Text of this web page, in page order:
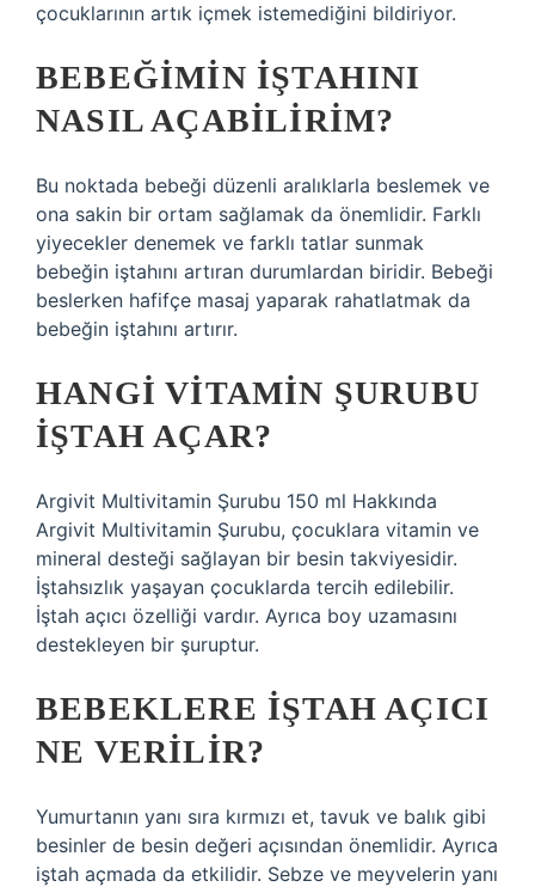
çocuklarının artık içmek istemediğini bildiriyor.
BEBEĞIMIN IŞTAHINI
NASIL AÇABILIRIM?
Bu noktada bebeği düzenli aralıklarla beslemek ve
ona sakin bir ortam sağlamak da önemlidir. Farklı
yiyecekler denemek ve farklı tatlar sunmak
bebeğin iştahını artıran durumlardan biridir. Bebeği
beslerken hafifçe masaj yaparak rahatlatmak da
bebeğin iştahını artırır.
HANGI VITAMIN ŞURUBU
IŞTAH AÇAR?
Argivit Multivitamin Şurubu 150 ml Hakkında
Argivit Multivitamin Şurubu, çocuklara vitamin ve
mineral desteği sağlayan bir besin takviyesidir.
İştahsızlık yaşayan çocuklarda tercih edilebilir.
İştah açıcı özelliği vardır. Ayrıca boy uzamasını
destekleyen bir şuruptur.
BEBEKLERE IŞTAH AÇICI
NE VERILIR?
Yumurtanın yanı sıra kırmızı et, tavuk ve balık gibi
besinler de besin değeri açısından önemlidir. Ayrıca
iştah açmada da etkilidir. Sebze ve meyvelerin yanı